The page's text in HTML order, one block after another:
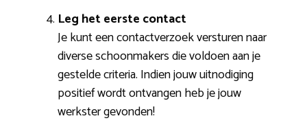
Leg het eerste contact
Je kunt een contactverzoek versturen naar
diverse schoonmakers die voldoen aan je
gestelde criteria. Indien jouw uitnodiging
positief wordt ontvangen heb je jouw
werkster gevonden!